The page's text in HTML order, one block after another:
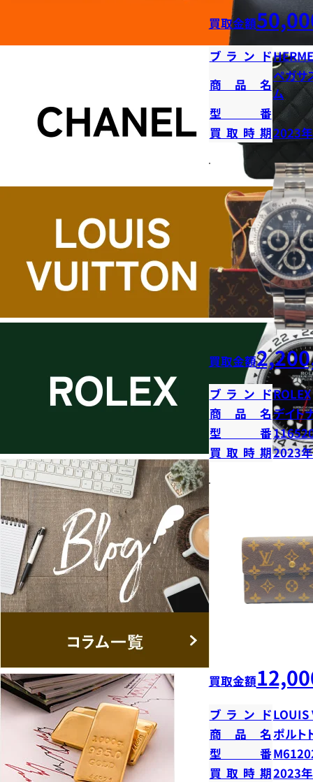
買取金額
ブランド
商品名
ペガサ
ム
型番
買取時期2023
買取金額
ブランドROLEX
商品名デイト
型番
買取時期2023
買取金額
ブランドLOUIS
商品名ポルト
型番
買取時期2023